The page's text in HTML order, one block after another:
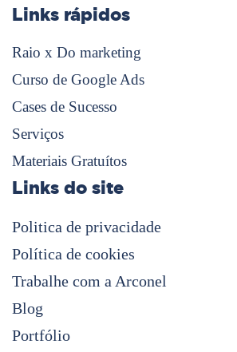
Links rápidos
Raio x Do marketing
Curso de Google Ads
Cases de Sucesso
Serviços
Materiais Gratuítos
Links do site
Politica de privacidade
Política de cookies
Trabalhe com a Arconel
Blog
Portfólio